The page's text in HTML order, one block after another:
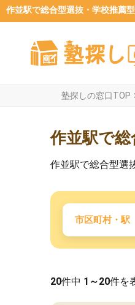
作並駅で総合型選抜・学校推薦
塾探しの窓口TOP
作並駅で
作並駅で総合型選
市区町村・駅
20件中 1～20件を